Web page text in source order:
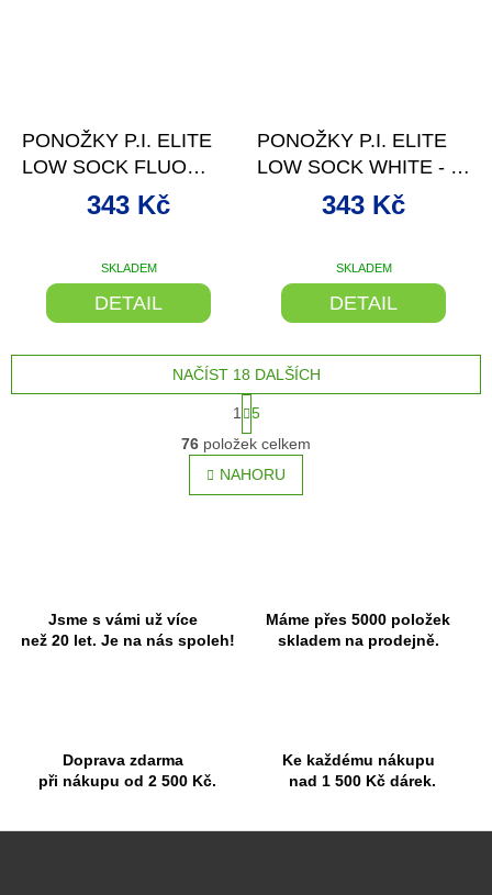
PONOŽKY P.I. ELITE
LOW SOCK FLUO
YELLOW - XL 10 + UK
SKLADEM
343 Kč
DETAIL
PONOŽKY P.I. ELITE
LOW SOCK WHITE - L
7 - 9,5 UK
SKLADEM
343 Kč
DETAIL
O
v
l
á
NAČÍST 18 DALŠÍCH
t
r
á
n
k
1
5
76 položek celkem
NAHORU
Jsme s vámi už více
než 20 let. Je na nás spoleh!
Máme přes 5000 položek
skladem na prodejně.
Doprava zdarma
při nákupu od 2 500 Kč.
Ke každému nákupu
nad 1 500 Kč dárek.